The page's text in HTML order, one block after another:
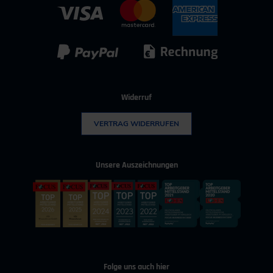
IT & Digitalisierung
Technischer Vertrieb
Widerruf
VERTRAG WIDERRUFEN
Unsere Auszeichnungen
Folge uns auch hier